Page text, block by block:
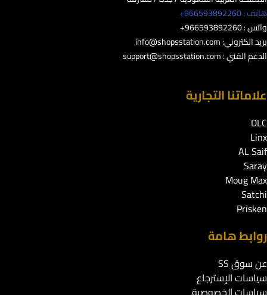
هاتف : 966593892260+
واتس : 966593892260+
بريد الكتروني:info@shopsstation.com
الدعم الفني :support@shopsstation.com
علاماتنا التجارية
DLC
Linx
AL Saif
Saray
Moug Max
Satchi
Prisken
روابط هامة
عن سوق SS
سياسات الإسترجاع